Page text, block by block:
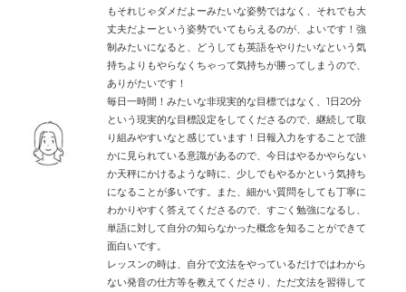
もそれじゃダメだよーみたいな姿勢ではなく、それでも大
丈夫だよーという姿勢でいてもらえるのが、よいです！強
制みたいになると、どうしても英語をやりたいなという気
持ちよりもやらなくちゃって気持ちが勝ってしまうので、
ありがたいです！
毎日一時間！みたいな非現実的な目標ではなく、1日20分
という現実的な目標設定をしてくださるので、継続して取
り組みやすいなと感じています！日報入力をすることで誰
かに見られている意識があるので、今日はやるかやらない
か天秤にかけるような時に、少しでもやるかという気持ち
になることが多いです。また、細かい質問をしても丁寧に
わかりやすく答えてくださるので、すごく勉強になるし、
単語に対して自分の知らなかった概念を知ることができて
面白いです。
レッスンの時は、自分で文法をやっているだけではわから
ない発音の仕方等を教えてくださり、ただ文法を習得して